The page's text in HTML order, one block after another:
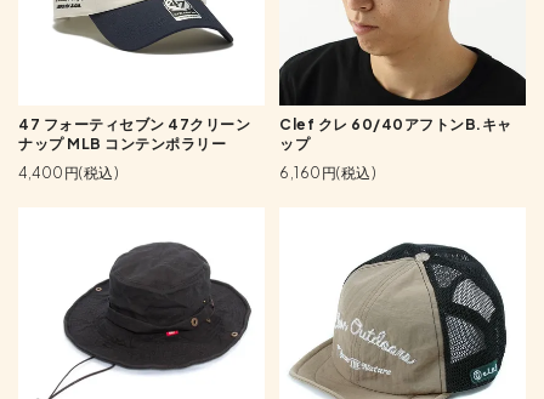
47 フォーティセブン 47クリーン
ナップ MLB コンテンポラリー
4,400円(税込)
Clef クレ 60/40アフトンB.キャ
ップ
6,160円(税込)